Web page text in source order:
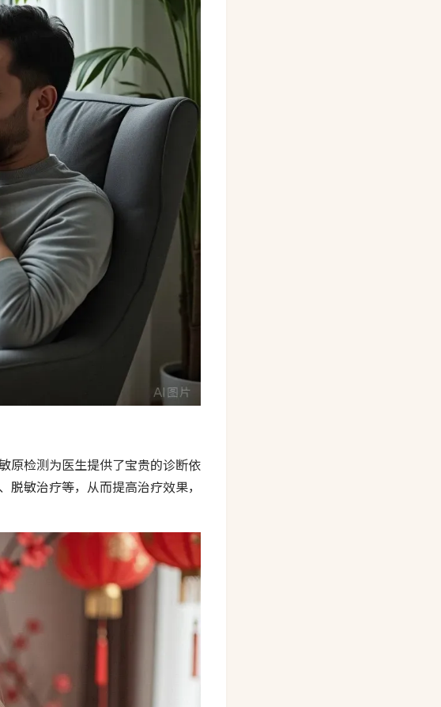
原检测为医生提供了宝贵的诊断依
敏治疗等，从而提高治疗效果，